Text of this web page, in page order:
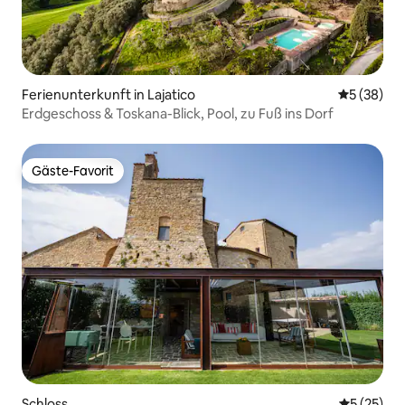
Ferienunterkunft in Lajatico
5 (38)
Erdgeschoss & Toskana-Blick, Pool, zu Fuß ins Dorf
Gäste-Favorit
Gäste-Favorit